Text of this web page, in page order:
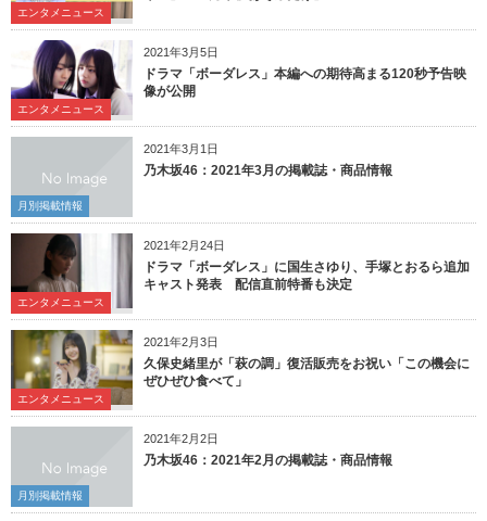
エンタメニュース
2021年3月5日
エンタメニュース
ドラマ「ボーダレス」本編への期待高まる120秒予告映
像が公開
2021年3月1日
月別掲載情報
乃木坂46：2021年3月の掲載誌・商品情報
2021年2月24日
エンタメニュース
ドラマ「ボーダレス」に国生さゆり、手塚とおるら追加
キャスト発表 配信直前特番も決定
2021年2月3日
エンタメニュース
久保史緒里が「萩の調」復活販売をお祝い「この機会に
ぜひぜひ食べて」
2021年2月2日
月別掲載情報
乃木坂46：2021年2月の掲載誌・商品情報